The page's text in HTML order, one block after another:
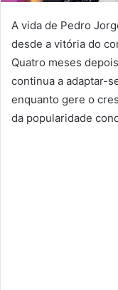
A vida de Pedro
desde a vitória do
Quatro meses
continua a adaptar-
enquanto gere o
da popularidade